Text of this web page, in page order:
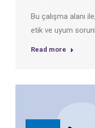
Bu çalışma alanı
etik ve uyum
Read more